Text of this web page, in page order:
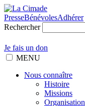
PresseBénévolesAdhérer
Rechercher
Je fais un don
MENU
Nous connaître
Histoire
Missions
Organisation